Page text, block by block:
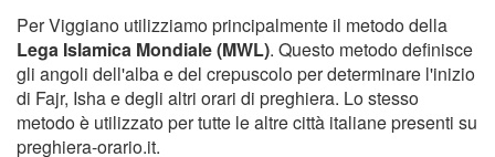
Per Viggiano utilizziamo principalmente il metodo della
Lega Islamica Mondiale (MWL). Questo metodo definisce
gli angoli dell'alba e del crepuscolo per determinare l'inizio
di Fajr, Isha e degli altri orari di preghiera. Lo stesso
metodo è utilizzato per tutte le altre città italiane presenti su
preghiera-orario.it.